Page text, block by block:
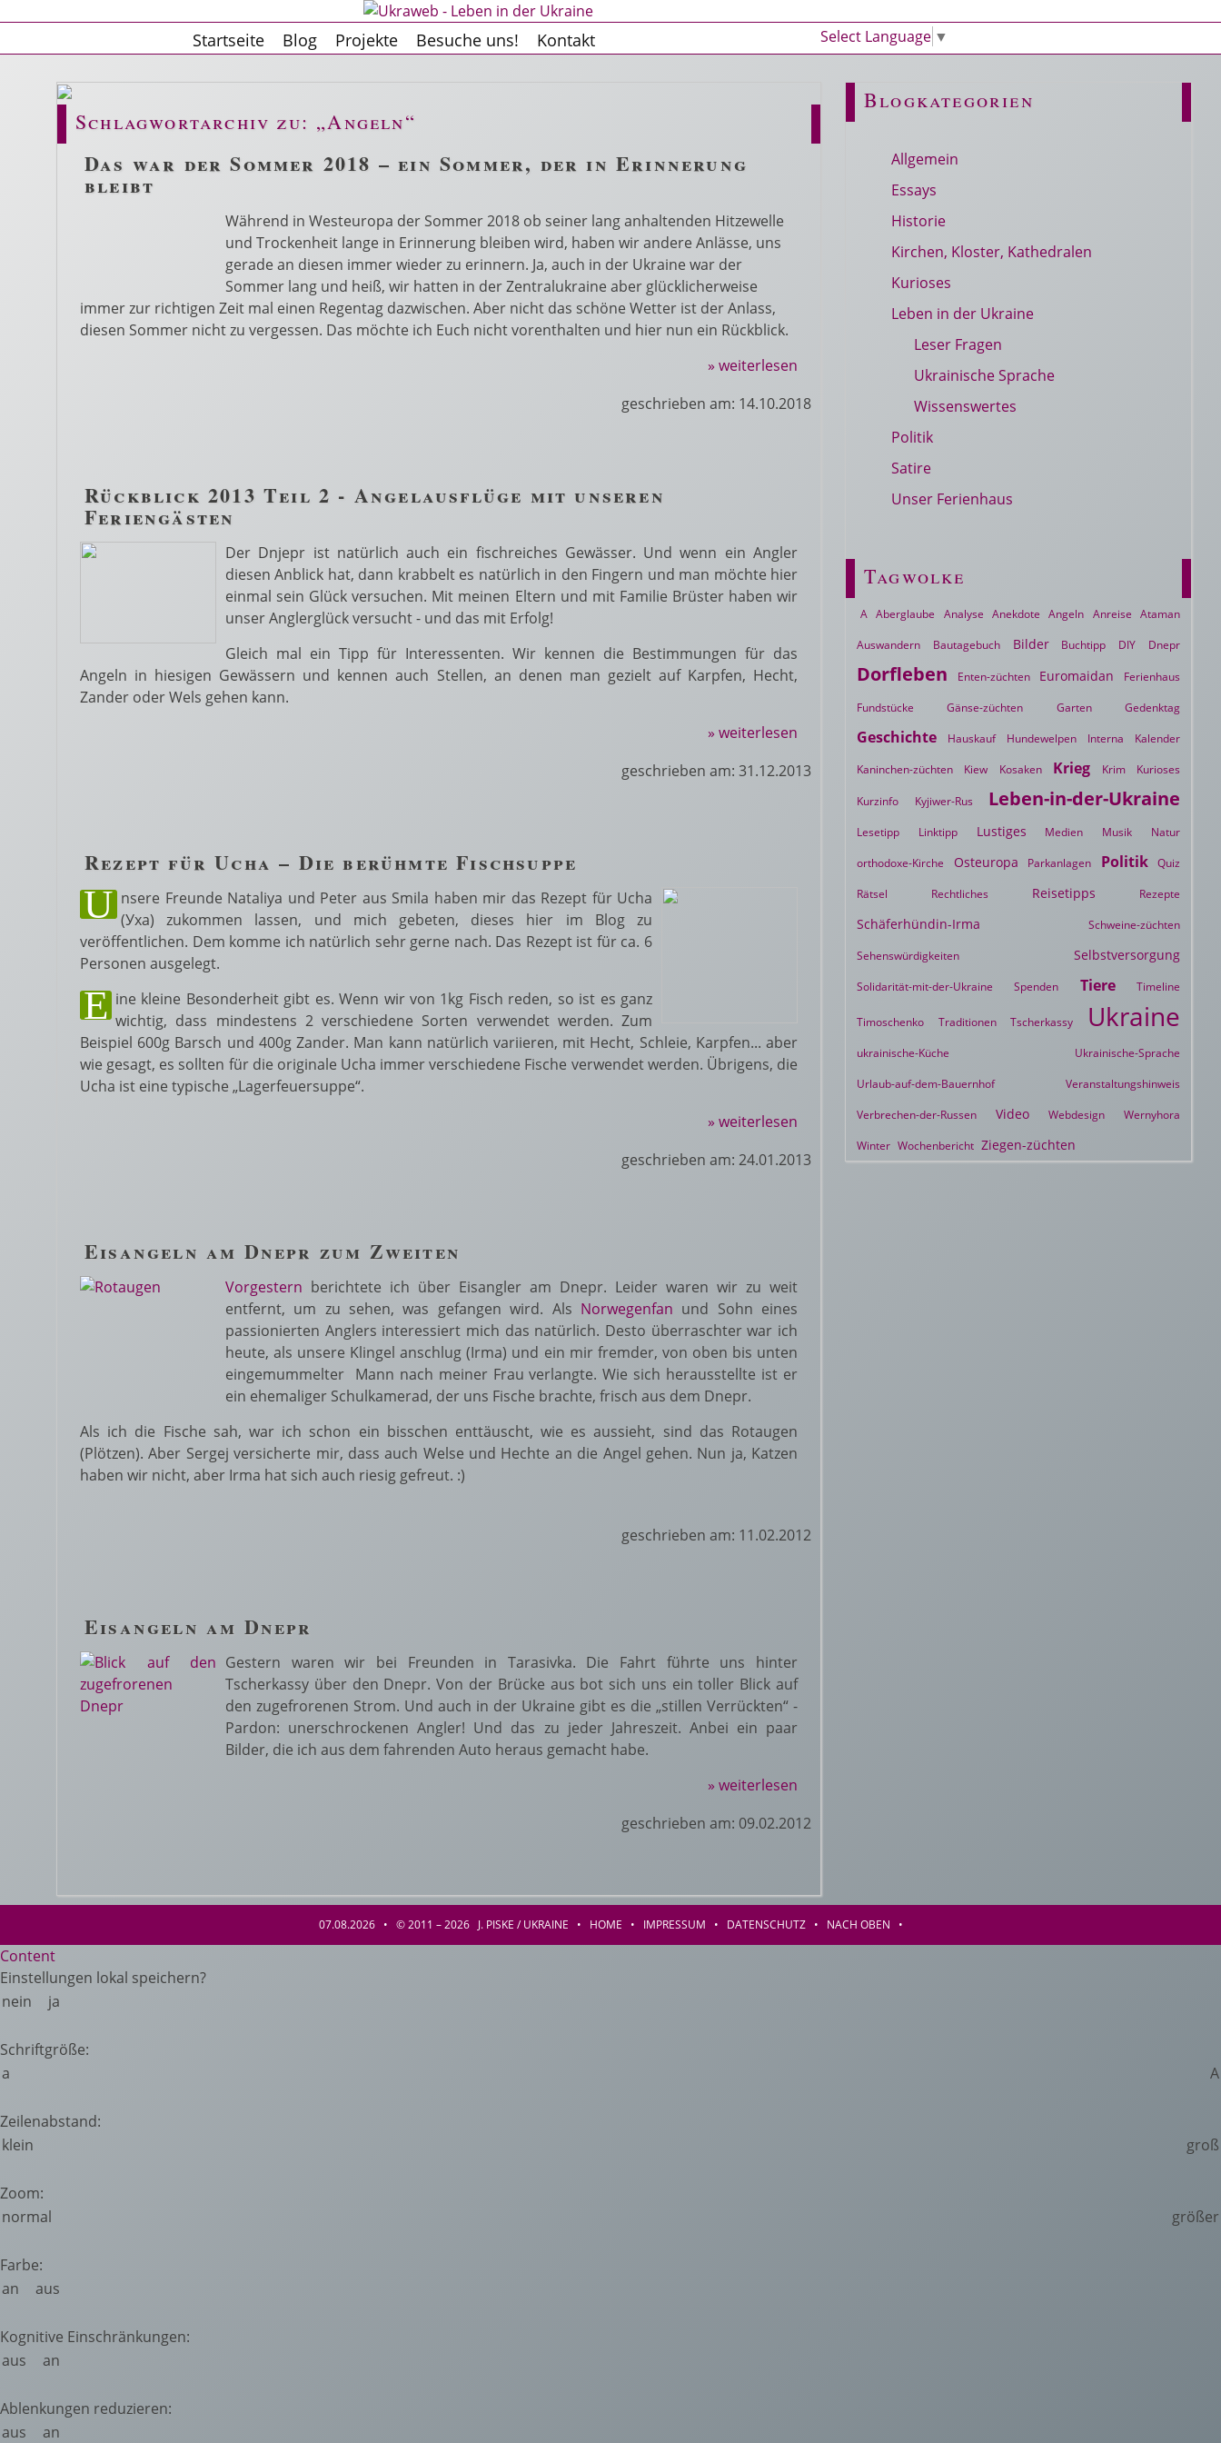
Startseite Blog Projekte Besuche uns! Kontakt Select Language ▼
Schlagwortarchiv zu: „Angeln“
Das war der Sommer 2018 – ein Sommer, der in Erinnerung
bleibt
Während in Westeuropa der Sommer 2018 ob seiner lang anhaltenden Hitzewelle
und Trockenheit lange in Erinnerung bleiben wird, haben wir andere Anlässe, uns
gerade an diesen immer wieder zu erinnern. Ja, auch in der Ukraine war der
Sommer lang und heiß, wir hatten in der Zentralukraine aber glücklicherweise
immer zur richtigen Zeit mal einen Regentag dazwischen. Aber nicht das schöne Wetter ist der Anlass,
diesen Sommer nicht zu vergessen. Das möchte ich Euch nicht vorenthalten und hier nun ein Rückblick.
» weiterlesen
geschrieben am: 14.10.2018
Rückblick 2013 Teil 2 - Angelausflüge mit unseren
Feriengästen
Der Dnjepr ist natürlich auch ein fischreiches Gewässer. Und wenn ein Angler
diesen Anblick hat, dann krabbelt es natürlich in den Fingern und man möchte hier
einmal sein Glück versuchen. Mit meinen Eltern und mit Familie Brüster haben wir
unser Anglerglück versucht - und das mit Erfolg!
Gleich mal ein Tipp für Interessenten. Wir kennen die Bestimmungen für das
Angeln in hiesigen Gewässern und kennen auch Stellen, an denen man gezielt auf Karpfen, Hecht,
Zander oder Wels gehen kann.
» weiterlesen
geschrieben am: 31.12.2013
Rezept für Ucha – Die berühmte Fischsuppe
U nsere Freunde Nataliya und Peter aus Smila haben mir das Rezept für Ucha
(Уха) zukommen lassen, und mich gebeten, dieses hier im Blog zu
veröffentlichen. Dem komme ich natürlich sehr gerne nach. Das Rezept ist für ca. 6
Personen ausgelegt.
E ine kleine Besonderheit gibt es. Wenn wir von 1kg Fisch reden, so ist es ganz
wichtig, dass mindestens 2 verschiedene Sorten verwendet werden. Zum
Beispiel 600g Barsch und 400g Zander. Man kann natürlich variieren, mit Hecht, Schleie, Karpfen... aber
wie gesagt, es sollten für die originale Ucha immer verschiedene Fische verwendet werden. Übrigens, die
Ucha ist eine typische „Lagerfeuersuppe“.
» weiterlesen
geschrieben am: 24.01.2013
Eisangeln am Dnepr zum Zweiten
Vorgestern berichtete ich über Eisangler am Dnepr. Leider waren wir zu weit
entfernt, um zu sehen, was gefangen wird. Als Norwegenfan und Sohn eines
passionierten Anglers interessiert mich das natürlich. Desto überraschter war ich
heute, als unsere Klingel anschlug (Irma) und ein mir fremder, von oben bis unten
eingemummelter Mann nach meiner Frau verlangte. Wie sich herausstellte ist er
ein ehemaliger Schulkamerad, der uns Fische brachte, frisch aus dem Dnepr.
Als ich die Fische sah, war ich schon ein bisschen enttäuscht, wie es aussieht, sind das Rotaugen
(Plötzen). Aber Sergej versicherte mir, dass auch Welse und Hechte an die Angel gehen. Nun ja, Katzen
haben wir nicht, aber Irma hat sich auch riesig gefreut. :)
geschrieben am: 11.02.2012
Eisangeln am Dnepr
Gestern waren wir bei Freunden in Tarasivka. Die Fahrt führte uns hinter
Tscherkassy über den Dnepr. Von der Brücke aus bot sich uns ein toller Blick auf
den zugefrorenen Strom. Und auch in der Ukraine gibt es die „stillen Verrückten“ -
Pardon: unerschrockenen Angler! Und das zu jeder Jahreszeit. Anbei ein paar
Bilder, die ich aus dem fahrenden Auto heraus gemacht habe.
» weiterlesen
geschrieben am: 09.02.2012
Blogkategorien
Allgemein
Essays
Historie
Kirchen, Kloster, Kathedralen
Kurioses
Leben in der Ukraine
Leser Fragen
Ukrainische Sprache
Wissenswertes
Politik
Satire
Unser Ferienhaus
Tagwolke
A Aberglaube Analyse Anekdote Angeln Anreise Ataman
Auswandern
Bautagebuch Bilder Buchtipp DIY Dnepr
Dorfleben Enten-züchten Euromaidan
Ferienhaus
Fundstücke
Gänse-züchten Garten Gedenktag
Geschichte Hauskauf Hundewelpen Interna
Kalender
Kaninchen-züchten
Kiew Kosaken Krieg Krim Kurioses
Kurzinfo Kyjiwer-Rus Leben-in-der-Ukraine
Lesetipp Linktipp Lustiges Medien Musik
Natur
orthodoxe-Kirche
Osteuropa Parkanlagen Politik
Quiz
Rätsel
Rechtliches Reisetipps Rezepte
Schäferhündin-Irma
Schweine-züchten
Sehenswürdigkeiten
Selbstversorgung
Solidarität-mit-der-Ukraine Spenden Tiere Timeline
Timoschenko Traditionen Tscherkassy Ukraine
ukrainische-Küche
Ukrainische-Sprache
Urlaub-auf-dem-Bauernhof
Veranstaltungshinweis
Verbrechen-der-Russen
Video Webdesign
Wernyhora
Winter Wochenbericht Ziegen-züchten
07.08.2026 • © 2011 – 2026 J. PISKE / UKRAINE • HOME • IMPRESSUM • DATENSCHUTZ• NACH OBEN •
Content
Einstellungen lokal speichern?
nein
ja
Schriftgröße:
a
A
Zeilenabstand:
klein
groß
Zoom:
normal
größer
Farbe:
an
aus
Kognitive Einschränkungen:
aus
an
Ablenkungen reduzieren:
aus
an